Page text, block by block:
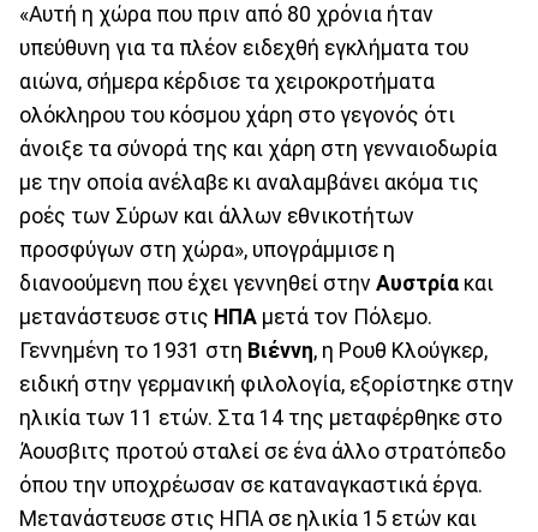
«Αυτή η χώρα που πριν από 80 χρόνια ήταν
υπεύθυνη για τα πλέον ειδεχθή εγκλήματα του
αιώνα, σήμερα κέρδισε τα χειροκροτήματα
ολόκληρου του κόσμου χάρη στο γεγονός ότι
άνοιξε τα σύνορά της και χάρη στη γενναιοδωρία
με την οποία ανέλαβε κι αναλαμβάνει ακόμα τις
ροές των Σύρων και άλλων εθνικοτήτων
προσφύγων στη χώρα», υπογράμμισε η
διανοούμενη που έχει γεννηθεί στην Αυστρία και
μετανάστευσε στις ΗΠΑ μετά τον Πόλεμο.
Γεννημένη το 1931 στη Βιέννη, η Ρουθ Κλούγκερ,
ειδική στην γερμανική φιλολογία, εξορίστηκε στην
ηλικία των 11 ετών. Στα 14 της μεταφέρθηκε στο
Άουσβιτς προτού σταλεί σε ένα άλλο στρατόπεδο
όπου την υποχρέωσαν σε καταναγκαστικά έργα.
Μετανάστευσε στις ΗΠΑ σε ηλικία 15 ετών και